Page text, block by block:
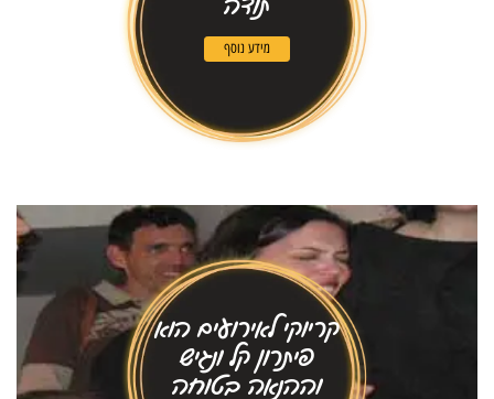
מידע נוסף
קריוקי לאירועים הוא
פיתרון קל ונגיש
וההנאה בטוחה